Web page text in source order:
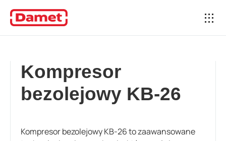
Kompresor
bezolejowy KB-26
Kompresor bezolejowy KB-26 to zaawansowane